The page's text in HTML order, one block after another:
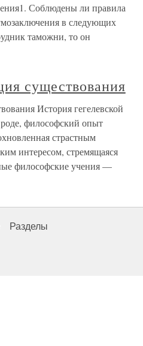
Соблюдены ли правила
в следующих
таможни, то он
существования
История гегелевской
философский опыт
страстным
интересом, стремящаяся
философские учения —
Разделы